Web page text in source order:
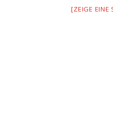
[ZEIGE EINE